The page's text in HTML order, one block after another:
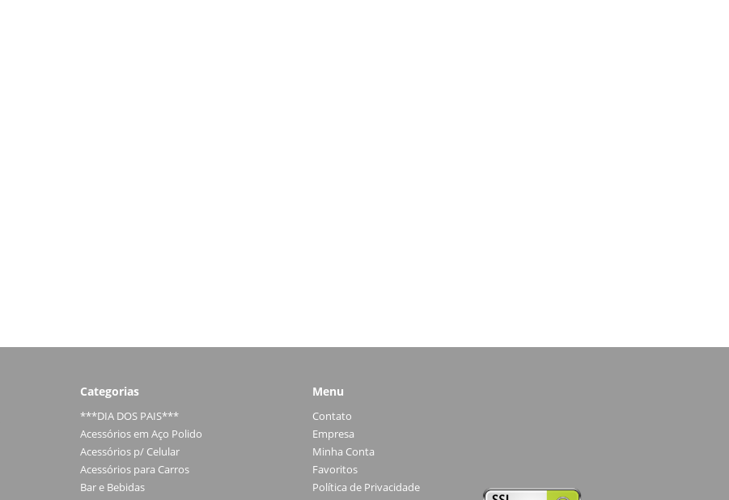
Categorias
***DIA DOS PAIS***
Acessórios em Aço Polido
Acessórios p/ Celular
Acessórios para Carros
Bar e Bebidas
Menu
Contato
Empresa
Minha Conta
Favoritos
Política de Privacidade